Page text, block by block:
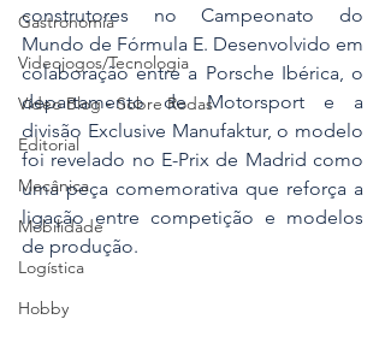
Gastronomia
Videojogos/Tecnologia
Vídeo Blog - Sobre Rodas
Editorial
Mecânica
Mobilidade
Logística
Hobby
construtores no Campeonato do
Mundo de Fórmula E. Desenvolvido em
colaboração entre a Porsche Ibérica, o
departamento de Motorsport e a
divisão Exclusive Manufaktur, o modelo
foi revelado no E-Prix de Madrid como
uma peça comemorativa que reforça a
ligação entre competição e modelos
de produção.